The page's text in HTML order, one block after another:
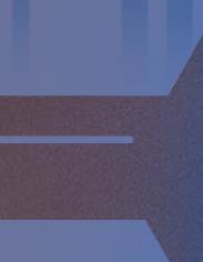
Bolagets Certified
Informationen
försorg, för
Implantica är ett
att föra in avancerad
huvudprodukt,
förebyggande av